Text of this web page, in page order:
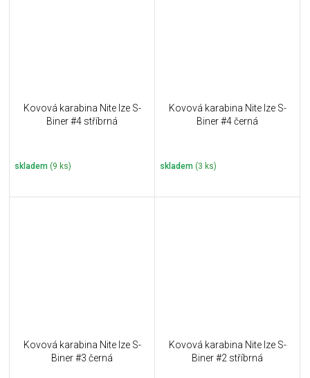
Kovová karabina Nite Ize S-
Biner #4 stříbrná
skladem (9 ks)
Kovová karabina Nite Ize S-
Biner #4 černá
skladem (3 ks)
Kovová karabina Nite Ize S-
Biner #3 černá
Kovová karabina Nite Ize S-
Biner #2 stříbrná